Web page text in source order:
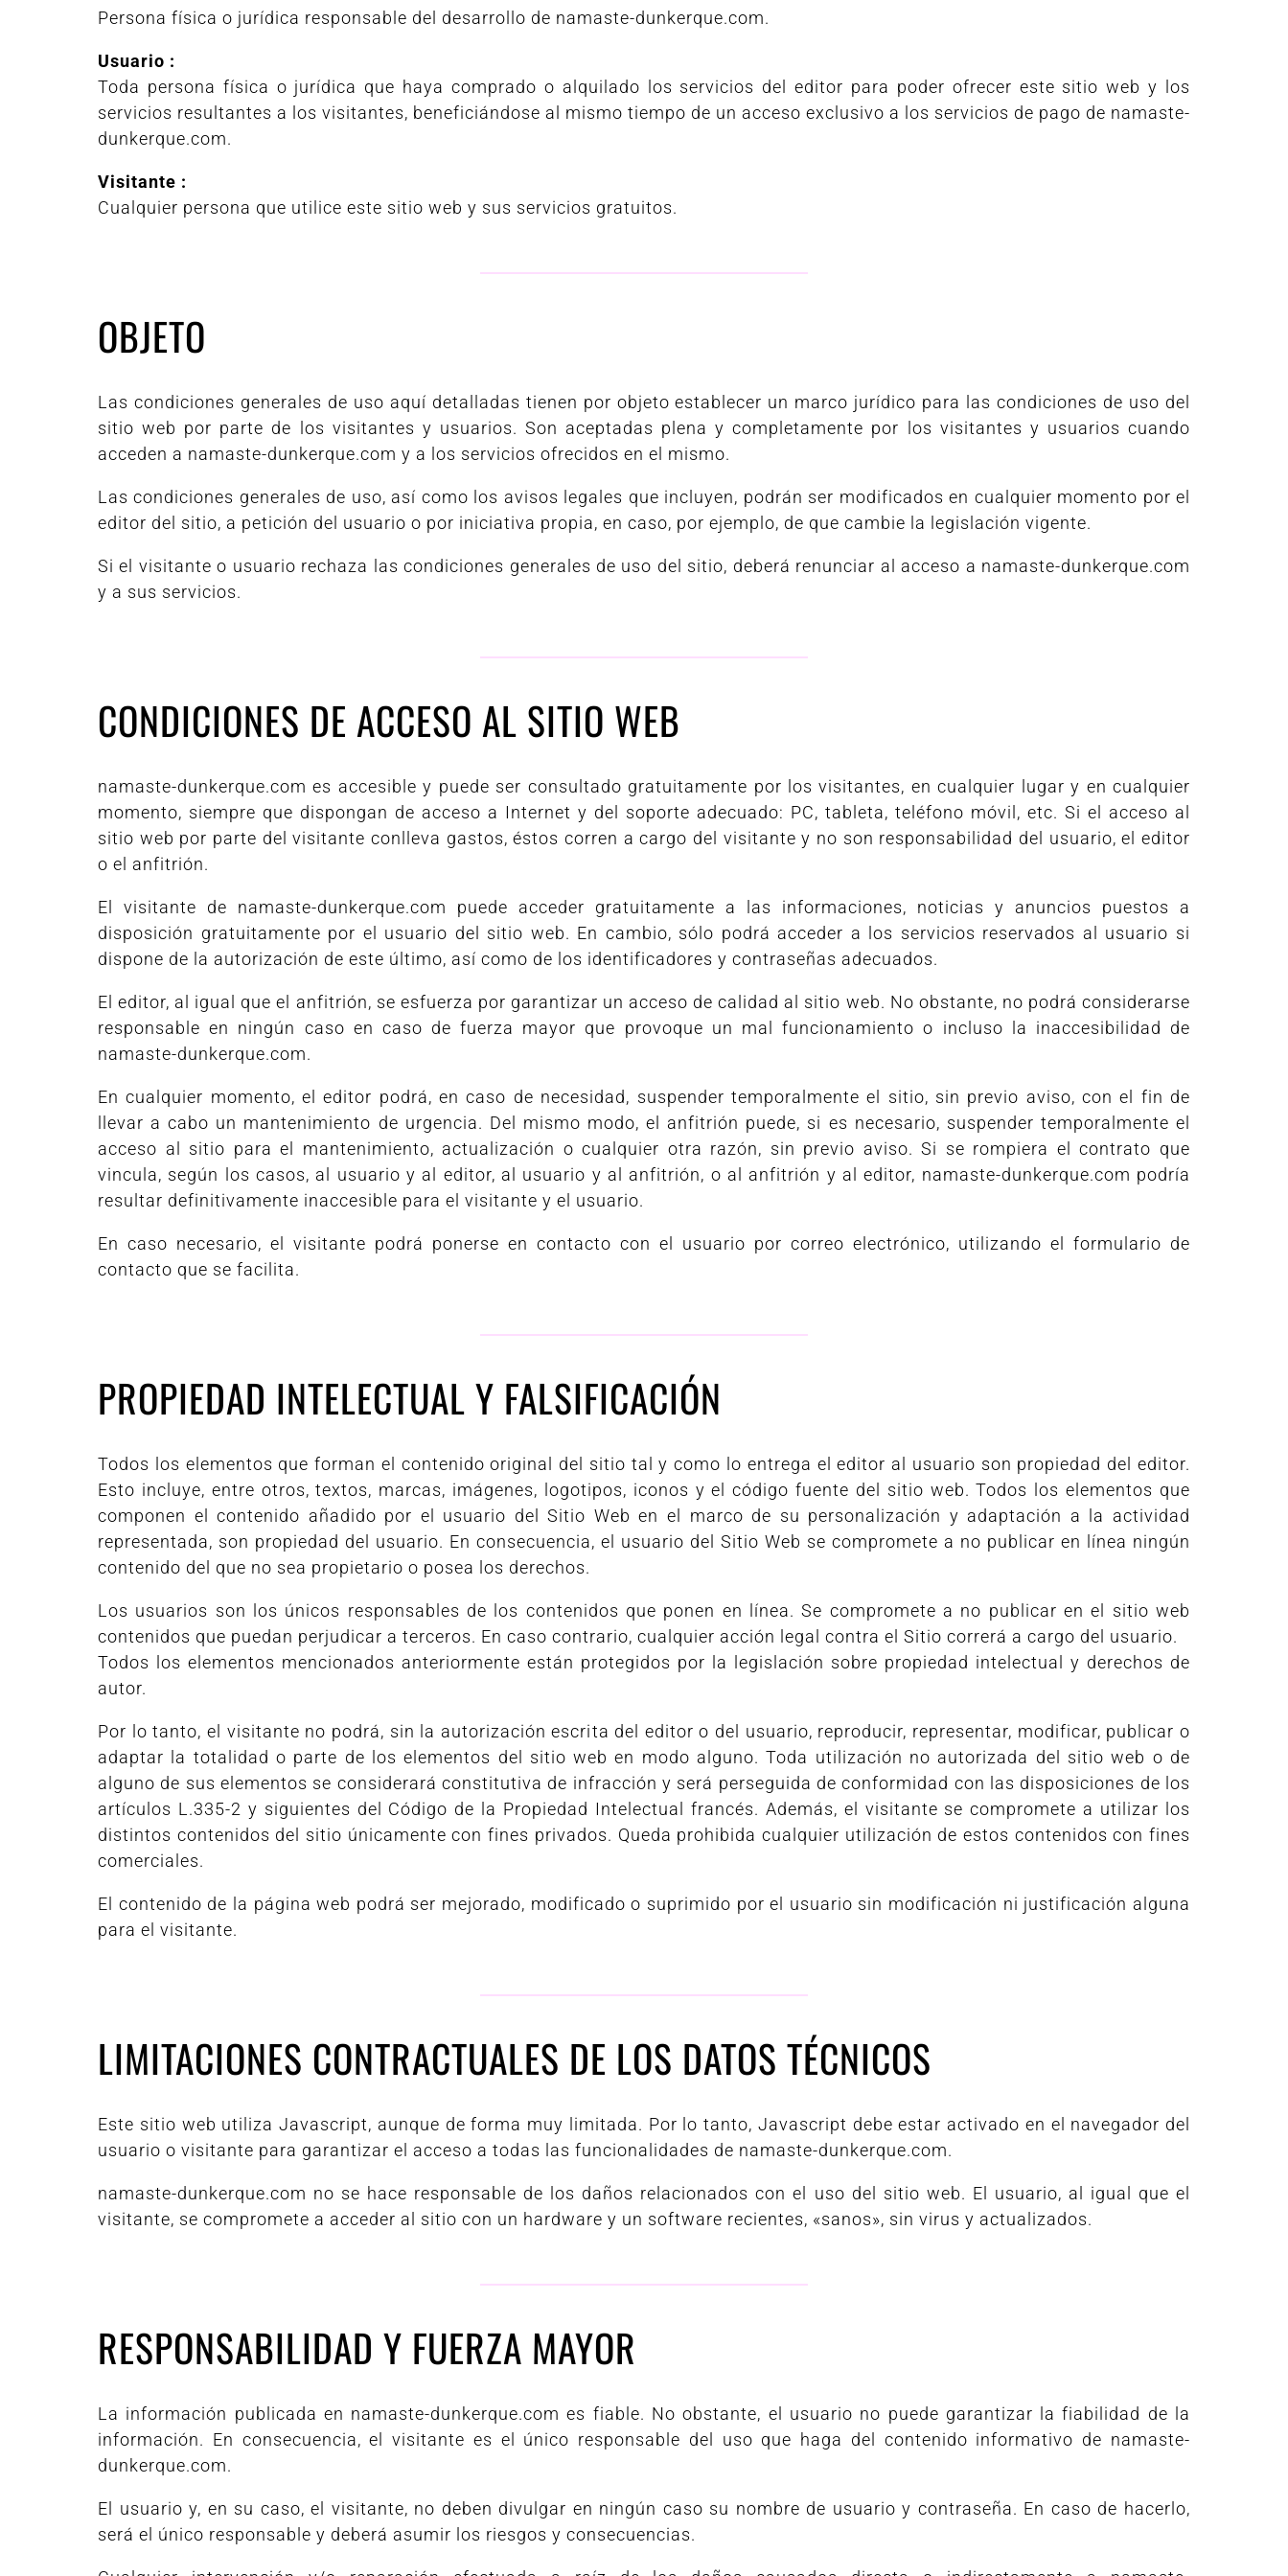
Persona física o jurídica responsable del desarrollo de namaste-dunkerque.com.
Usuario :
Toda persona física o jurídica que haya comprado o alquilado los servicios del editor para poder ofrecer este sitio web y los
servicios resultantes a los visitantes, beneficiándose al mismo tiempo de un acceso exclusivo a los servicios de pago de namaste-
dunkerque.com.
Visitante :
Cualquier persona que utilice este sitio web y sus servicios gratuitos.
OBJETO
Las condiciones generales de uso aquí detalladas tienen por objeto establecer un marco jurídico para las condiciones de uso del
sitio web por parte de los visitantes y usuarios. Son aceptadas plena y completamente por los visitantes y usuarios cuando
acceden a namaste-dunkerque.com y a los servicios ofrecidos en el mismo.
Las condiciones generales de uso, así como los avisos legales que incluyen, podrán ser modificados en cualquier momento por el
editor del sitio, a petición del usuario o por iniciativa propia, en caso, por ejemplo, de que cambie la legislación vigente.
Si el visitante o usuario rechaza las condiciones generales de uso del sitio, deberá renunciar al acceso a namaste-dunkerque.com
y a sus servicios.
CONDICIONES DE ACCESO AL SITIO WEB
namaste-dunkerque.com es accesible y puede ser consultado gratuitamente por los visitantes, en cualquier lugar y en cualquier
momento, siempre que dispongan de acceso a Internet y del soporte adecuado: PC, tableta, teléfono móvil, etc. Si el acceso al
sitio web por parte del visitante conlleva gastos, éstos corren a cargo del visitante y no son responsabilidad del usuario, el editor
o el anfitrión.
El visitante de namaste-dunkerque.com puede acceder gratuitamente a las informaciones, noticias y anuncios puestos a
disposición gratuitamente por el usuario del sitio web. En cambio, sólo podrá acceder a los servicios reservados al usuario si
dispone de la autorización de este último, así como de los identificadores y contraseñas adecuados.
El editor, al igual que el anfitrión, se esfuerza por garantizar un acceso de calidad al sitio web. No obstante, no podrá considerarse
responsable en ningún caso en caso de fuerza mayor que provoque un mal funcionamiento o incluso la inaccesibilidad de
namaste-dunkerque.com.
En cualquier momento, el editor podrá, en caso de necesidad, suspender temporalmente el sitio, sin previo aviso, con el fin de
llevar a cabo un mantenimiento de urgencia. Del mismo modo, el anfitrión puede, si es necesario, suspender temporalmente el
acceso al sitio para el mantenimiento, actualización o cualquier otra razón, sin previo aviso. Si se rompiera el contrato que
vincula, según los casos, al usuario y al editor, al usuario y al anfitrión, o al anfitrión y al editor, namaste-dunkerque.com podría
resultar definitivamente inaccesible para el visitante y el usuario.
En caso necesario, el visitante podrá ponerse en contacto con el usuario por correo electrónico, utilizando el formulario de
contacto que se facilita.
PROPIEDAD INTELECTUAL Y FALSIFICACIÓN
Todos los elementos que forman el contenido original del sitio tal y como lo entrega el editor al usuario son propiedad del editor.
Esto incluye, entre otros, textos, marcas, imágenes, logotipos, iconos y el código fuente del sitio web. Todos los elementos que
componen el contenido añadido por el usuario del Sitio Web en el marco de su personalización y adaptación a la actividad
representada, son propiedad del usuario. En consecuencia, el usuario del Sitio Web se compromete a no publicar en línea ningún
contenido del que no sea propietario o posea los derechos.
Los usuarios son los únicos responsables de los contenidos que ponen en línea. Se compromete a no publicar en el sitio web
contenidos que puedan perjudicar a terceros. En caso contrario, cualquier acción legal contra el Sitio correrá a cargo del usuario.
Todos los elementos mencionados anteriormente están protegidos por la legislación sobre propiedad intelectual y derechos de
autor.
Por lo tanto, el visitante no podrá, sin la autorización escrita del editor o del usuario, reproducir, representar, modificar, publicar o
adaptar la totalidad o parte de los elementos del sitio web en modo alguno. Toda utilización no autorizada del sitio web o de
alguno de sus elementos se considerará constitutiva de infracción y será perseguida de conformidad con las disposiciones de los
artículos L.335-2 y siguientes del Código de la Propiedad Intelectual francés. Además, el visitante se compromete a utilizar los
distintos contenidos del sitio únicamente con fines privados. Queda prohibida cualquier utilización de estos contenidos con fines
comerciales.
El contenido de la página web podrá ser mejorado, modificado o suprimido por el usuario sin modificación ni justificación alguna
para el visitante.
LIMITACIONES CONTRACTUALES DE LOS DATOS TÉCNICOS
Este sitio web utiliza Javascript, aunque de forma muy limitada. Por lo tanto, Javascript debe estar activado en el navegador del
usuario o visitante para garantizar el acceso a todas las funcionalidades de namaste-dunkerque.com.
namaste-dunkerque.com no se hace responsable de los daños relacionados con el uso del sitio web. El usuario, al igual que el
visitante, se compromete a acceder al sitio con un hardware y un software recientes, «sanos», sin virus y actualizados.
RESPONSABILIDAD Y FUERZA MAYOR
La información publicada en namaste-dunkerque.com es fiable. No obstante, el usuario no puede garantizar la fiabilidad de la
información. En consecuencia, el visitante es el único responsable del uso que haga del contenido informativo de namaste-
dunkerque.com.
El usuario y, en su caso, el visitante, no deben divulgar en ningún caso su nombre de usuario y contraseña. En caso de hacerlo,
será el único responsable y deberá asumir los riesgos y consecuencias.